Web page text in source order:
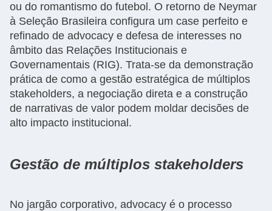
ou do romantismo do futebol. O retorno de Neymar
à Seleção Brasileira configura um case perfeito e
refinado de advocacy e defesa de interesses no
âmbito das Relações Institucionais e
Governamentais (RIG). Trata-se da demonstração
prática de como a gestão estratégica de múltiplos
stakeholders, a negociação direta e a construção
de narrativas de valor podem moldar decisões de
alto impacto institucional.
Gestão de múltiplos stakeholders
No jargão corporativo, advocacy é o processo